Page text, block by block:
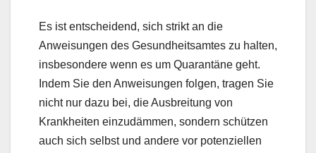
Es ist entscheidend, sich strikt an die
Anweisungen des Gesundheitsamtes zu halten,
insbesondere wenn es um Quarantäne geht.
Indem Sie den Anweisungen folgen, tragen Sie
nicht nur dazu bei, die Ausbreitung von
Krankheiten einzudämmen, sondern schützen
auch sich selbst und andere vor potenziellen